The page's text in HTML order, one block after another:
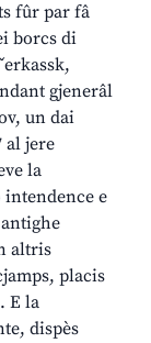
fûr par fâ
borcs di
gjenerâl
un dai
al jere
la
intendence e
altris
placis
E la
dispès